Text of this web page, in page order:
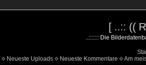
[ ..:: ((
..::::::: Die
Neueste Uploads Neueste Kommentare Am